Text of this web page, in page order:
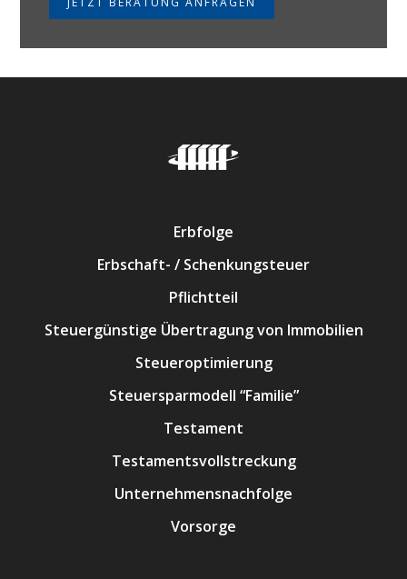
Erbfolge
Erbschaft- / Schenkungsteuer
Pflichtteil
Steuergünstige Übertragung von Immobilien
Steueroptimierung
Steuersparmodell “Familie”
Testament
Testamentsvollstreckung
Unternehmensnachfolge
Vorsorge